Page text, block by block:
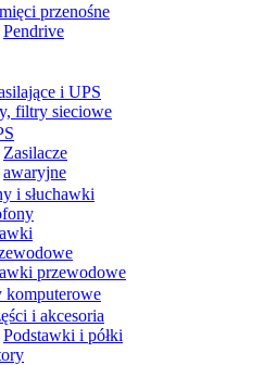
przenośne
Pendrive
i UPS
filtry sieciowe
Zasilacze
awaryjne
i słuchawki
przewodowe
komputerowe
i akcesoria
Podstawki i półki